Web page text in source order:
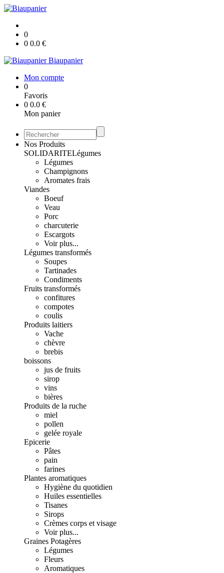
0
0 0.0 €
Biaupanier
Mon compte
0
Favoris
0 0.0 €
Mon panier
Nos Produits
SOLIDARITELégumes
Légumes
Champignons
Aromates frais
Viandes
Boeuf
Veau
Porc
charcuterie
Escargots
Voir plus...
Légumes transformés
Soupes
Tartinades
Condiments
Fruits transformés
confitures
compotes
coulis
Produits laitiers
Vache
chèvre
brebis
boissons
jus de fruits
sirop
vins
bières
Produits de la ruche
miel
pollen
gelée royale
Epicerie
Pâtes
pain
farines
Plantes aromatiques
Hygiène du quotidien
Huiles essentielles
Tisanes
Sirops
Crèmes corps et visage
Voir plus...
Graines Potagères
Légumes
Fleurs
Aromatiques